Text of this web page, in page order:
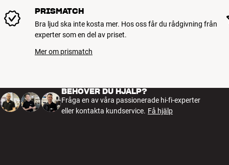
PRISMATCH
Bra ljud ska inte kosta mer. Hos oss får du rådgivning från
experter som en del av priset.
Mer om prismatch
BEHÖVER DU HJÄLP?
Fråga en av våra passionerade hi-fi-experter
eller kontakta kundservice. Få hjälp